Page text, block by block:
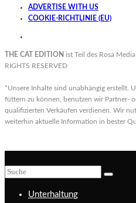
ADVERTISE WITH US
COOKIE-RICHTLINIE (EU)
THE CAT EDITION ist Teil des Rosa
RIGHTS RESERVED
*Unsere Inhalte sind unabhängig erstellt.
füttern zu können, benutzen wir Partner-
qualifizierten Verkäufen verdienen. Wir
weiterhin aktuelle Information in bester
Unterhaltung